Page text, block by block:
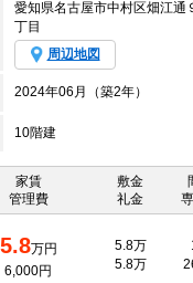
愛知県名古屋市中村区畑江通
丁目
周辺地図
2024年06月（築2年）
10階建
家賃
管理費
敷金
礼金
5.8万円
6,000円
5.8万
5.8万